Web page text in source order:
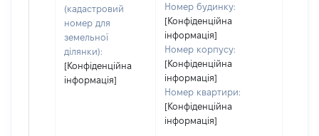
(кадастровий
номер для
земельної
ділянки):
[Конфіденційна
інформація]
Номер будинку:
[Конфіденційна
інформація]
Номер корпусу:
[Конфіденційна
інформація]
Номер квартири:
[Конфіденційна
інформація]